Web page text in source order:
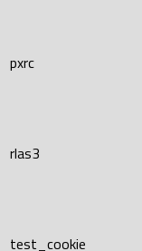
pxrc
rlas3
test_cookie